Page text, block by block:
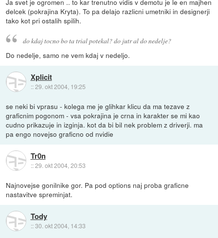
Ja svet je ogromen .. to kar trenutno vidis v demotu je le en majhen
delcek (pokrajina Kryta). To pa delajo razlicni umetniki in designerji
tako kot pri ostalih spilih.
do kdaj tocno bo ta trial potekal? do jutr al do nedelje?
Do nedelje, samo ne vem kdaj v nedeljo.
Xplicit
::29. okt 2004, 19:25
se neki bi vprasu - kolega me je glihkar klicu da ma tezave z
graficnim pogonom - vsa pokrajina je crna in karakter se mi kao
cudno prikazuje in izginja. kot da bi bil nek problem z driverji. ma
pa engo novejso graficno od nvidie
Tr0n
::29. okt 2004, 20:53
Najnovejse gonilnike gor. Pa pod options naj proba graficne
nastavitve spreminjat.
Tody
::30. okt 2004, 14:33